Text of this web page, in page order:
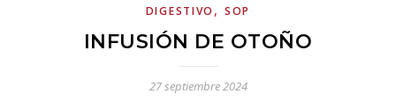
DIGESTIVO ,SOP
INFUSIÓN DE OTOÑO
27 septiembre 2024